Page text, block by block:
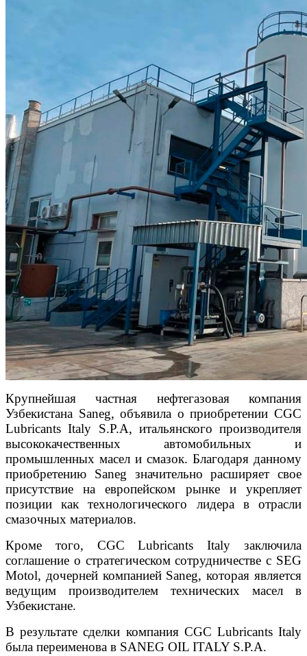
Крупнейшая частная нефтегазовая компания
Узбекистана Saneg, объявила о приобретении CGC
Lubricants Italy S.P.A, итальянского производителя
высококачественных автомобильных и
промышленных масел и смазок. Благодаря данному
приобретению Saneg значительно расширяет свое
присутствие на европейском рынке и укрепляет
позиции как технологического лидера в отрасли
смазочных материалов.
Кроме того, CGC Lubricants Italy заключила
соглашение о стратегическом сотрудничестве с SEG
Motol, дочерней компанией Saneg, которая является
ведущим производителем технических масел в
Узбекистане.
В результате сделки компания CGC Lubricants Italy
была переименова в SANEG OIL ITALY S.P.A.